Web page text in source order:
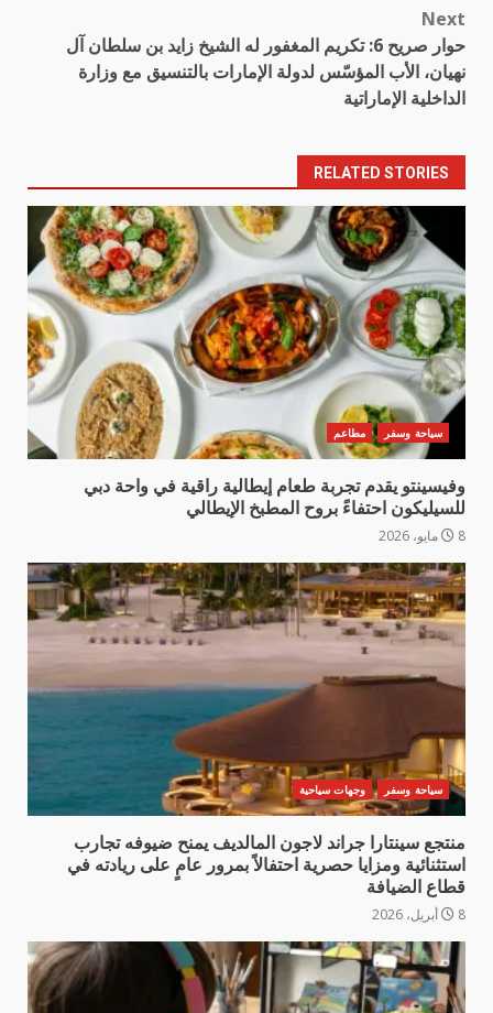
Next
حوار صريح 6: تكريم المغفور له الشيخ زايد بن سلطان آل
نهيان، الأب المؤسّس لدولة الإمارات بالتنسيق مع وزارة
الداخلية الإماراتية
RELATED STORIES
سياحة وسفر مطاعم
وفيسينتو يقدم تجربة طعام إيطالية راقية في واحة دبي
للسيليكون احتفاءً بروح المطبخ الإيطالي
8 مايو، 2026
سياحة وسفر وجهات سياحية
منتجع سينتارا جراند لاجون المالديف يمنح ضيوفه تجارب
استثنائية ومزايا حصرية احتفالاً بمرور عامٍ على ريادته في
قطاع الضيافة
8 أبريل، 2026